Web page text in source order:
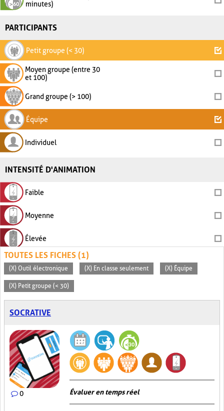
minutes)
PARTICIPANTS
Petit groupe (< 30)
Moyen groupe (entre 30
et 100)
Grand groupe (> 100)
Équipe
Individuel
INTENSITÉ D'ANIMATION
Faible
Moyenne
Élevée
TOUTES LES FICHES (1)
(X) Outil électronique (X) En classe seulement (X) Équipe
(X) Petit groupe (< 30)
SOCRATIVE
0 Évaluer en temps réel